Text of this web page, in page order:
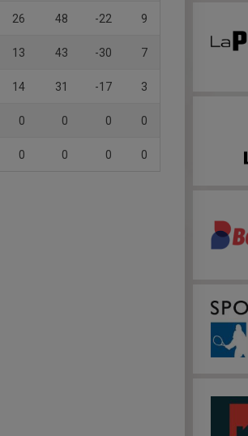
26 48 -22 9
13 43 -30 7
14 31 -17 3
0 0 0 0
0 0 0 0